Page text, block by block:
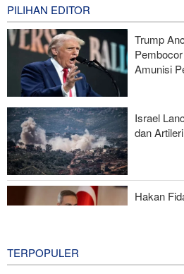
Brigjen Akrami Nia: Artesh dalam
Foreign Policy: Riyadh Terjepit di
Kebijakan Ini Gagal
Brigjen Ebnolreza: Teknologi Iran
Impor Mana Pun di Kawasan
Mengapa AS Nyaris Kehabisan
Iran?
PILIHAN EDITOR
Trump
Amunisi
Israel
dan
Hakan
TERPOPULER